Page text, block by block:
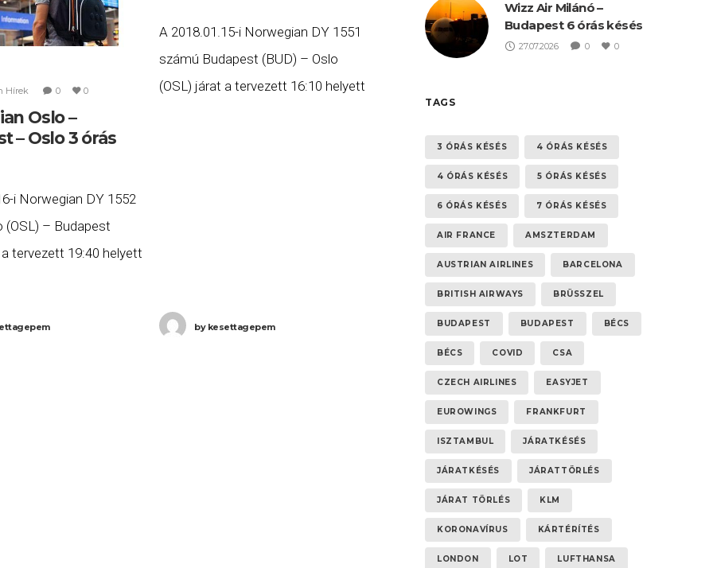
Hírek 0 0
Oslo –
– Oslo 3 órás
i Norwegian DY 1552
(OSL) – Budapest
tervezett 19:40 helyett
Budapest (BUD)
A 2018.01.15-i Norwegian DY 1551
számú Budapest (BUD) – Oslo
(OSL) járat a tervezett 16:10 helyett
bykesettagepem
Wizz Air Milánó –
Budapest 6 órás késés
27.07.2026 0 0
TAGS
3 ÓRÁS KÉSÉS 4 ÓRÁS KÉSÉS
4 ÓRÁS KÉSÉS 5 ÓRÁS KÉSÉS
6 ÓRÁS KÉSÉS 7 ÓRÁS KÉSÉS
AIR FRANCE AMSZTERDAM
AUSTRIAN AIRLINES BARCELONA
BRITISH AIRWAYS BRÜSSZEL
BUDAPEST BUDAPEST BÉCS
BÉCS COVID CSA
CZECH AIRLINES EASYJET
EUROWINGS FRANKFURT
ISZTAMBUL JÁRATKÉSÉS
JÁRATKÉSÉS JÁRATTÖRLÉS
JÁRAT TÖRLÉS KLM
KORONAVÍRUS KÁRTÉRÍTÉS
LONDON LOT LUFTHANSA